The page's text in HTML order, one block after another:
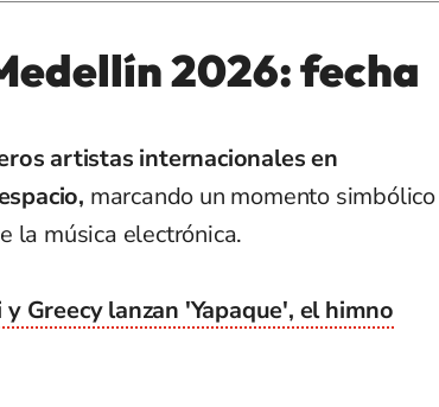
2026: fecha
artistas internacionales en
marcando un momento simbólico
la música electrónica.
Greecy lanzan 'Yapaque', el himno